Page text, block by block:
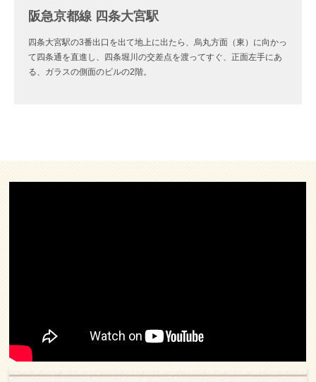
阪急京都線 四条大宮駅
四条大宮駅の3番出口を出て地上に出たら、烏丸方面（東）に向かっ
て四条通を直進し、四条堀川の交差点を渡ってすぐ、正面左手にあ
る、ガラスの側面のビルの2階。